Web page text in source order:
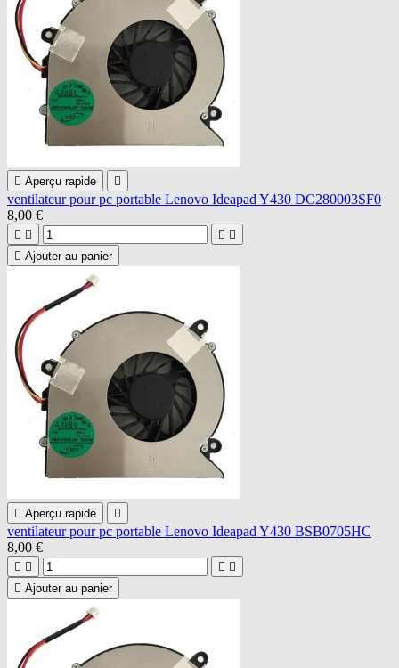
 Aperçu rapide 
ventilateur pour pc portable Lenovo Ideapad Y430 DC280003SF0
8,00 €
   
 Ajouter au panier
 Aperçu rapide 
ventilateur pour pc portable Lenovo Ideapad Y430 BSB0705HC
8,00 €
   
 Ajouter au panier